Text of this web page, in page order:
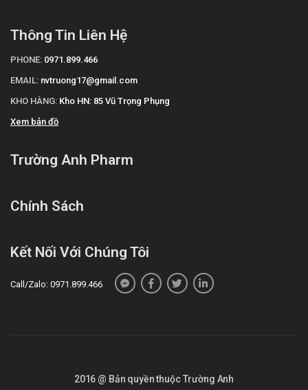
Thông Tin Liên Hệ
PHONE: 0971.899.466
EMAIL: nvtruong17@gmail.com
KHO HÀNG: Kho HN: 85 Vũ Trọng Phụng
Xem bản đồ
Trường Anh Pharm
Chính Sách
Kết Nối Với Chúng Tôi
Call/Zalo: 0971.899.466
2016 @ Bản quyền thuộc Trường Anh